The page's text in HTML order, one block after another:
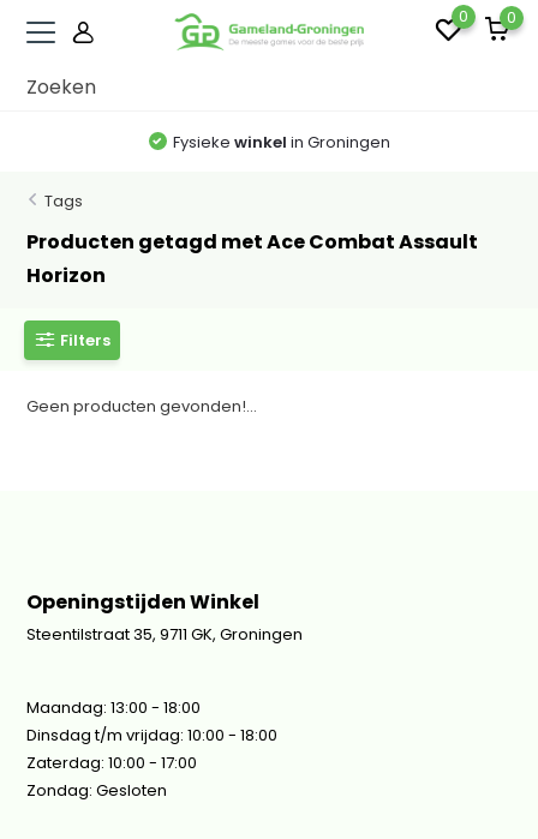
0 0
Fysieke winkel in Groningen
Tags
Producten getagd met Ace Combat Assault
Horizon
Filters
Geen producten gevonden!...
Openingstijden Winkel
Steentilstraat 35, 9711 GK, Groningen
Maandag: 13:00 - 18:00
Dinsdag t/m vrijdag: 10:00 - 18:00
Zaterdag: 10:00 - 17:00
Zondag: Gesloten